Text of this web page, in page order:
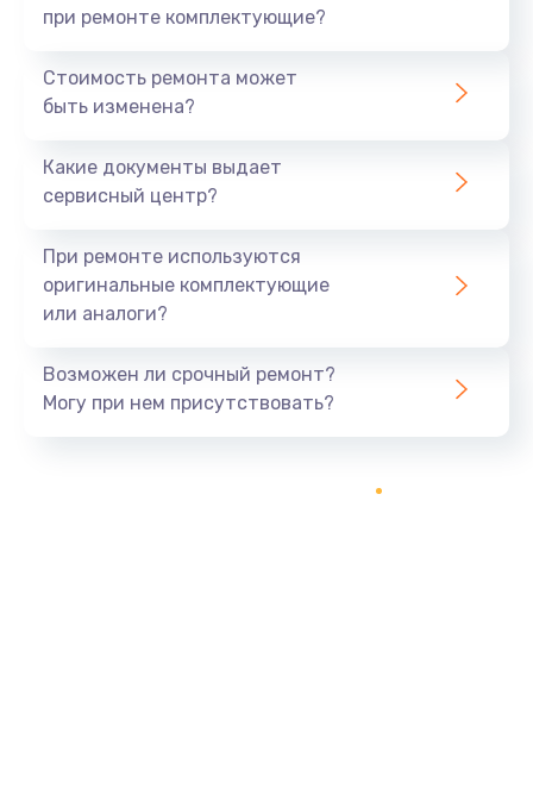
при ремонте комплектующие?
Стоимость ремонта может
быть изменена?
Какие документы выдает
сервисный центр?
При ремонте используются
оригинальные комплектующие
или аналоги?
Возможен ли срочный ремонт?
Могу при нем присутствовать?